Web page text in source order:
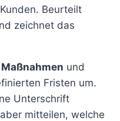
Beurteilt
zeichnet das
Maßnahmen und
Fristen um.
Unterschrift
mitteilen, welche